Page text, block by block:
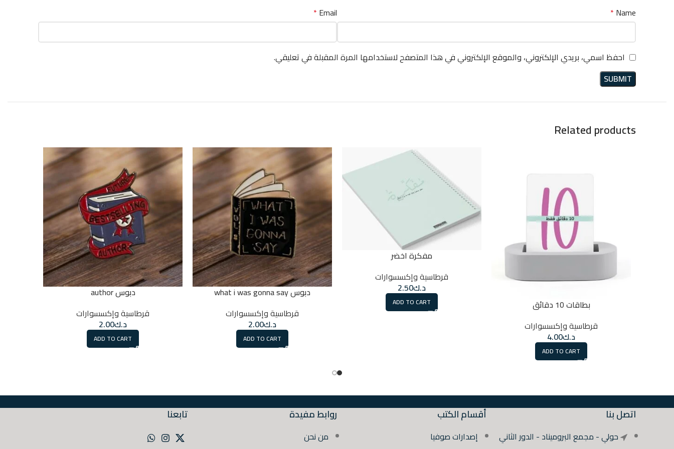
Name
*
Email
*
احفظ اسمي، بريدي الإلكتروني، والموقع الإلكتروني في هذا المتصفح لاستخدامها المرة المقبلة في تعليقي.
Related products
بطاقات 10 دقائق
قرطاسية وإكسسوارات
د.ك4.00
ADD TO CART
مفكرة اخضر
قرطاسية وإكسسوارات
د.ك2.50
ADD TO CART
دبوس what i was gonna say
قرطاسية وإكسسوارات
د.ك2.00
ADD TO CART
دبوس author
قرطاسية وإكسسوارات
د.ك2.00
ADD TO CART
اتصل بنا
حولي - مجمع البروميناد - الدور الثاني
أقسام الكتب
إصدارات صوفيا
روابط مفيدة
من نحن
تابعنا